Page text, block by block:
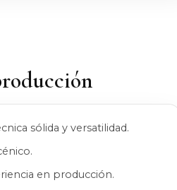
sólida y versatilidad.
en producción.